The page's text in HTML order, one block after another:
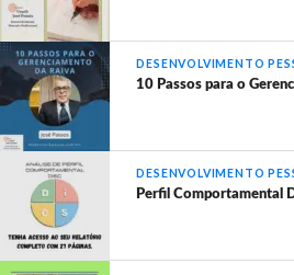
DESENVOLVIMENTO
10 Passos para o
DESENVOLVIMENTO
Perfil Comportamental